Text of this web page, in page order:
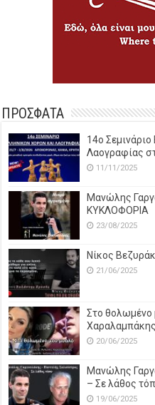
ΠΡΟΣΦΑΤΑ
14o
Λαογραφίας
11/11/2025
Μανώλης
ΚΥΚΛΟΦΟΡΙΑ
23/08/2025
Νίκος
21/06/2025
Στο
20/06/2025
Μανώλης
– Σε λάθος
19/06/2025